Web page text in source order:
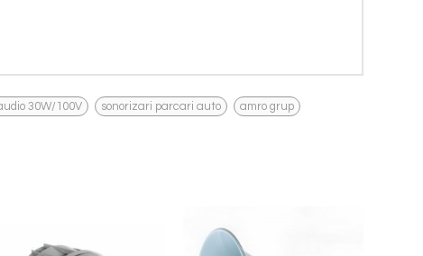
30W/100V sonorizari parcari auto amro grup